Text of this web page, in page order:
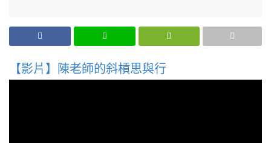
【影片】陳老師的斜槓思與行